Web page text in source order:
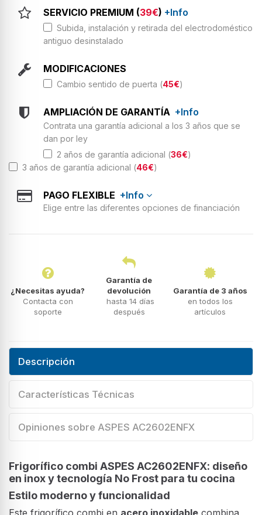
SERVICIO PREMIUM (39€) +Info
Subida, instalación y retirada del electrodoméstico
antiguo desinstalado
MODIFICACIONES
Cambio sentido de puerta (45€)
AMPLIACIÓN DE GARANTÍA +Info
Contrata una garantía adicional a los 3 años que se
dan por ley
2 años de garantía adicional (36€)
3 años de garantía adicional (46€)
PAGO FLEXIBLE +Info
Elige entre las diferentes opciones de financiación
¿Necesitas ayuda?
Contacta con
soporte
Garantía de
devolución
hasta 14 días
después
Garantía de 3 años
en todos los
artículos
Descripción
Características Técnicas
Opiniones sobre ASPES AC2602ENFX
Frigorífico combi ASPES AC2602ENFX: diseño
en inox y tecnología No Frost para tu cocina
Estilo moderno y funcionalidad
Este frigorífico combi en acero inoxidable combina